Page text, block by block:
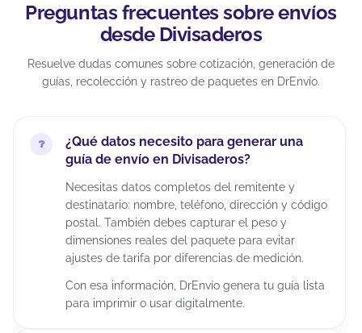
Preguntas frecuentes sobre envíos
desde Divisaderos
Resuelve dudas comunes sobre cotización, generación de
guías, recolección y rastreo de paquetes en DrEnvío.
¿Qué datos necesito para generar una
guía de envío en Divisaderos?
Necesitas datos completos del remitente y
destinatario: nombre, teléfono, dirección y código
postal. También debes capturar el peso y
dimensiones reales del paquete para evitar
ajustes de tarifa por diferencias de medición.
Con esa información, DrEnvío genera tu guía lista
para imprimir o usar digitalmente.